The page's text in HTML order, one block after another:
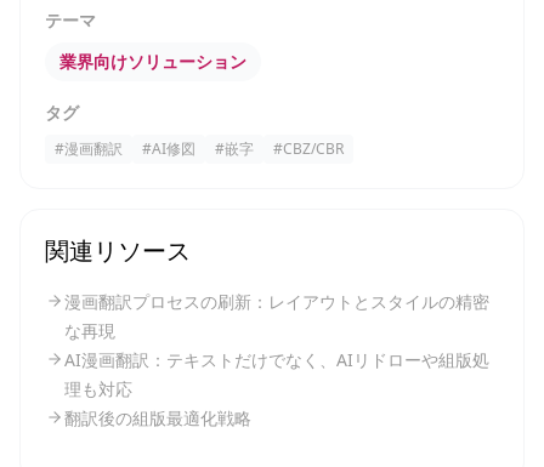
テーマ
業界向けソリューション
タグ
#漫画翻訳 #AI修図 #嵌字 #CBZ/CBR
関連リソース
漫画翻訳プロセスの刷新：レイアウトとスタイルの精密
な再現
AI漫画翻訳：テキストだけでなく、AIリドローや組版処
理も対応
翻訳後の組版最適化戦略